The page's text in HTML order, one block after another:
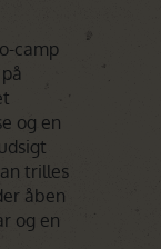
camp
og en
trilles
åben
og en